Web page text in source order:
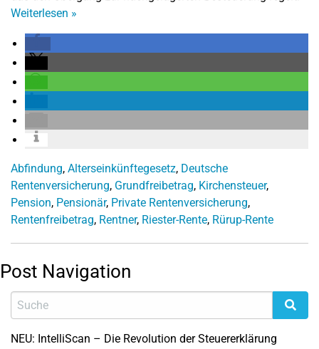
Weiterlesen »
Abfindung, Alterseinkünftegesetz, Deutsche
Rentenversicherung, Grundfreibetrag, Kirchensteuer,
Pension, Pensionär, Private Rentenversicherung,
Rentenfreibetrag, Rentner, Riester-Rente, Rürup-Rente
Post Navigation
NEU: IntelliScan – Die Revolution der Steuererklärung